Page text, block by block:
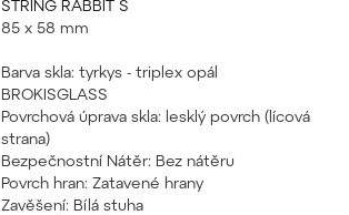
STRING RABBIT S
85 x 58 mm
Barva skla: tyrkys - triplex opál
BROKISGLASS
Povrchová úprava skla: lesklý povrch (lícová
strana)
Bezpečnostní Nátěr: Bez nátěru
Povrch hran: Zatavené hrany
Zavěšení: Bílá stuha